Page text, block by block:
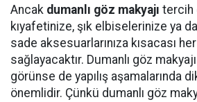
Ancak dumanlı göz makyajı tercih
kıyafetinize, şık elbiselerinize ya da
sade aksesuarlarınıza kısacası
sağlayacaktır. Dumanlı göz
görünse de yapılış aşamalarında
önemlidir. Çünkü dumanlı göz